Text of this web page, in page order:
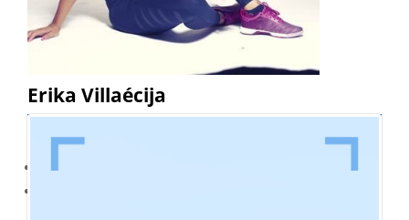
Erika Villaécija
y Coaching deportivo.
Apasionada por el deporte y la psicología